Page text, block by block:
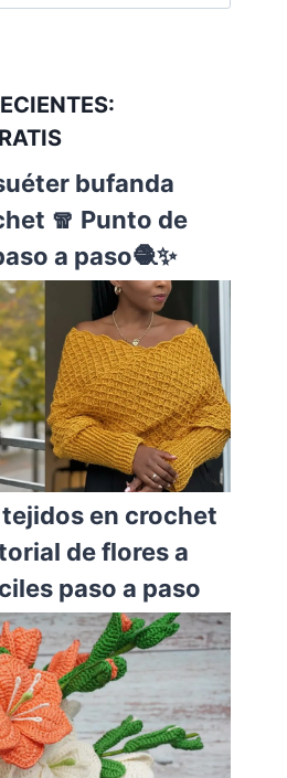
bufanda
🧣 Punto de
a paso🧶✨
tejidos en crochet
de flores a
paso a paso